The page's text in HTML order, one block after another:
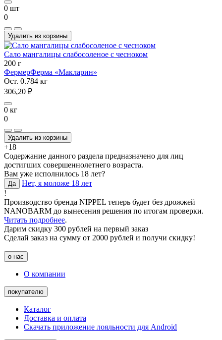
0 шт
0
Удалить из корзины
Сало мангалицы слабосоленое с чесноком
200 г
ФермерФерма «Макларин»
Ост. 0.784 кг
306,20 ₽
0 кг
0
Удалить из корзины
+18
Содержание данного раздела предназначено для лиц
достигших совершеннолетнего возраста.
Вам уже исполнилось 18 лет?
Да
Нет, я моложе 18 лет
!
Производство бренда NIPPEL теперь будет без дрожжей
NANOBARM до вынесения решения по итогам проверки.
Читать подробнее.
Дарим скидку 300 рублей на первый заказ
Сделай заказ на сумму от 2000 рублей и получи скидку!
о нас
О компании
покупателю
Каталог
Доставка и оплата
Скачать приложение лояльности для Android